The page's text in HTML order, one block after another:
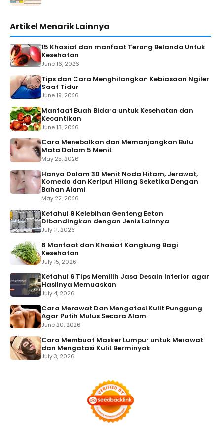
Artikel Menarik Lainnya
15 Khasiat dan manfaat Terong Belanda Untuk
Kesehatan
June 16, 2026
Tips dan Cara Menghilangkan Kebiasaan Ngiler
Saat Tidur
June 19, 2026
Manfaat Buah Bidara untuk Kesehatan dan
Kecantikan
June 13, 2026
Cara Menebalkan dan Memanjangkan Bulu
Mata Dalam 5 Menit
May 25, 2026
Hanya Dalam 30 Menit Noda Hitam, Jerawat,
Komedo dan Keriput Hilang Seketika Dengan
Bahan Alami
May 22, 2026
Ketahui 8 Kelebihan Genteng Beton
Dibandingkan dengan Jenis Lainnya
July 11, 2026
6 Manfaat dan Khasiat Kangkung Bagi
Kesehatan
July 15, 2026
Ketahui 6 Tips Memilih Jasa Desain Interior agar
Hasilnya Memuaskan
July 4, 2026
Cara Merawat Dan Mengatasi Kulit Punggung
Agar Putih Mulus Secara Alami
June 20, 2026
Cara Membuat Masker Lumpur untuk Merawat
dan Mengatasi Kulit Berminyak
July 3, 2026